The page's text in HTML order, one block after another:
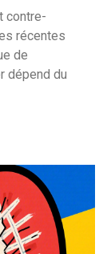
contre-
récentes
de
dépend du